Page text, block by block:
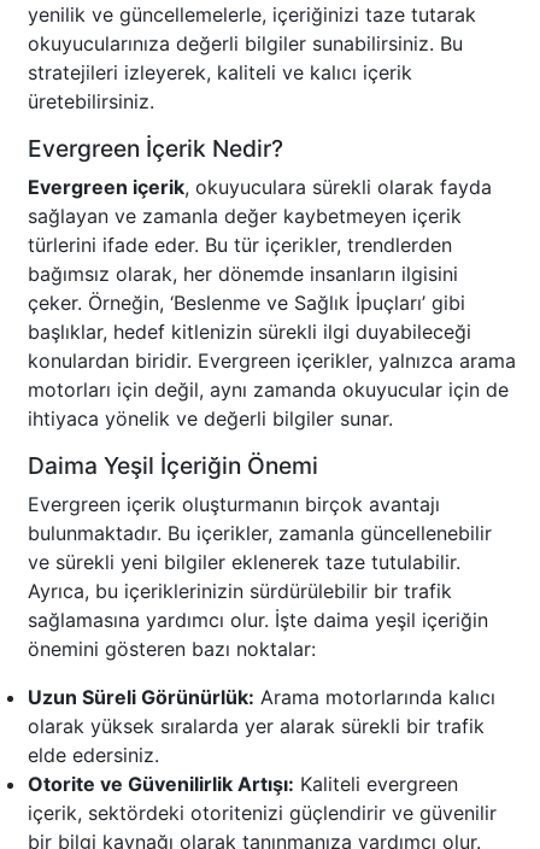
yenilik ve güncellemelerle, içeriğinizi taze tutarak
okuyucularınıza değerli bilgiler sunabilirsiniz. Bu
stratejileri izleyerek, kaliteli ve kalıcı içerik
üretebilirsiniz.
Evergreen İçerik Nedir?
Evergreen içerik, okuyuculara sürekli olarak fayda
sağlayan ve zamanla değer kaybetmeyen içerik
türlerini ifade eder. Bu tür içerikler, trendlerden
bağımsız olarak, her dönemde insanların ilgisini
çeker. Örneğin, ‘Beslenme ve Sağlık İpuçları’ gibi
başlıklar, hedef kitlenizin sürekli ilgi duyabileceği
konulardan biridir. Evergreen içerikler, yalnızca arama
motorları için değil, aynı zamanda okuyucular için de
ihtiyaca yönelik ve değerli bilgiler sunar.
Daima Yeşil İçeriğin Önemi
Evergreen içerik oluşturmanın birçok avantajı
bulunmaktadır. Bu içerikler, zamanla güncellenebilir
ve sürekli yeni bilgiler eklenerek taze tutulabilir.
Ayrıca, bu içeriklerinizin sürdürülebilir bir trafik
sağlamasına yardımcı olur. İşte daima yeşil içeriğin
önemini gösteren bazı noktalar:
Uzun Süreli Görünürlük: Arama motorlarında kalıcı
olarak yüksek sıralarda yer alarak sürekli bir trafik
elde edersiniz.
Otorite ve Güvenilirlik Artışı: Kaliteli evergreen
içerik, sektördeki otoritenizi güçlendirir ve güvenilir
bir bilgi kaynağı olarak tanınmanıza yardımcı olur.